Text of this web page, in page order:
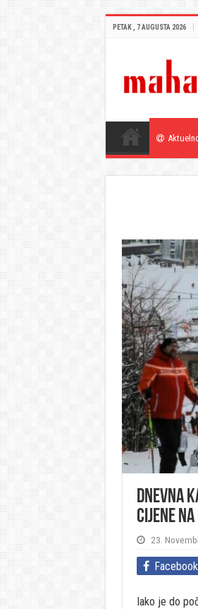
PETAK , 7 AUGUSTA 2026
Dnevna
cijene
23.
Facebook
Iako je do